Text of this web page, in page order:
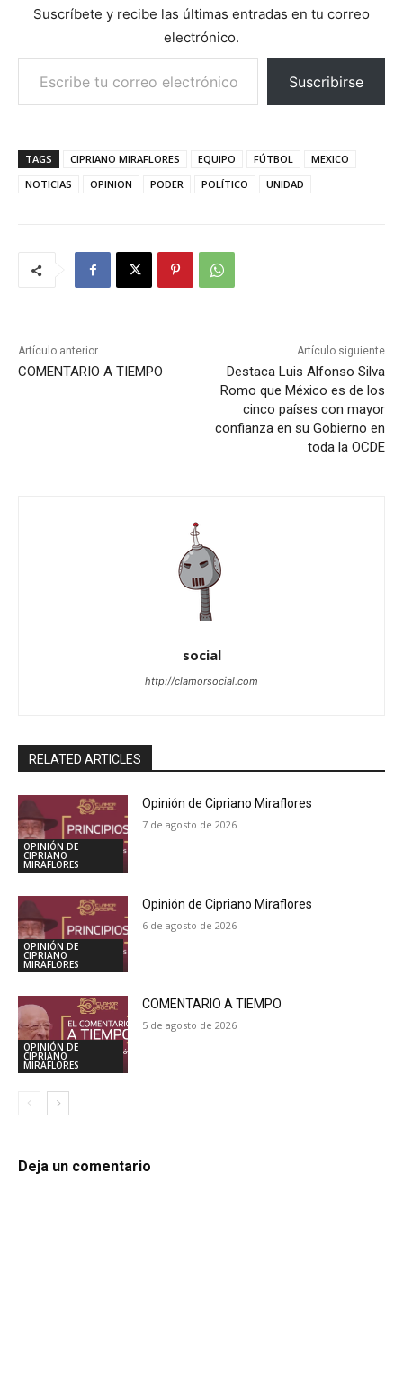
Suscríbete y recibe las últimas entradas en tu correo
electrónico.
Escribe tu correo electrónico…
Suscribirse
TAGS CIPRIANO MIRAFLORES EQUIPO FÚTBOL
MEXICO
NOTICIAS
OPINION PODER POLÍTICO UNIDAD
Artículo anterior
COMENTARIO A TIEMPO
Artículo siguiente
Destaca Luis Alfonso Silva
Romo que México es de los
cinco países con mayor
confianza en su Gobierno en
toda la OCDE
social
http://clamorsocial.com
RELATED ARTICLES
OPINIÓN DE
CIPRIANO
MIRAFLORES
Opinión de Cipriano Miraflores
7 de agosto de 2026
OPINIÓN DE
CIPRIANO
MIRAFLORES
Opinión de Cipriano Miraflores
6 de agosto de 2026
OPINIÓN DE
CIPRIANO
MIRAFLORES
COMENTARIO A TIEMPO
5 de agosto de 2026
Deja un comentario